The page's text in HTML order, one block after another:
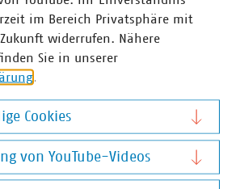
im Bereich Privatsphäre mit
widerrufen. Nähere
Sie in unserer
.
Cookies
von YouTube-Videos
YouTube-Videos